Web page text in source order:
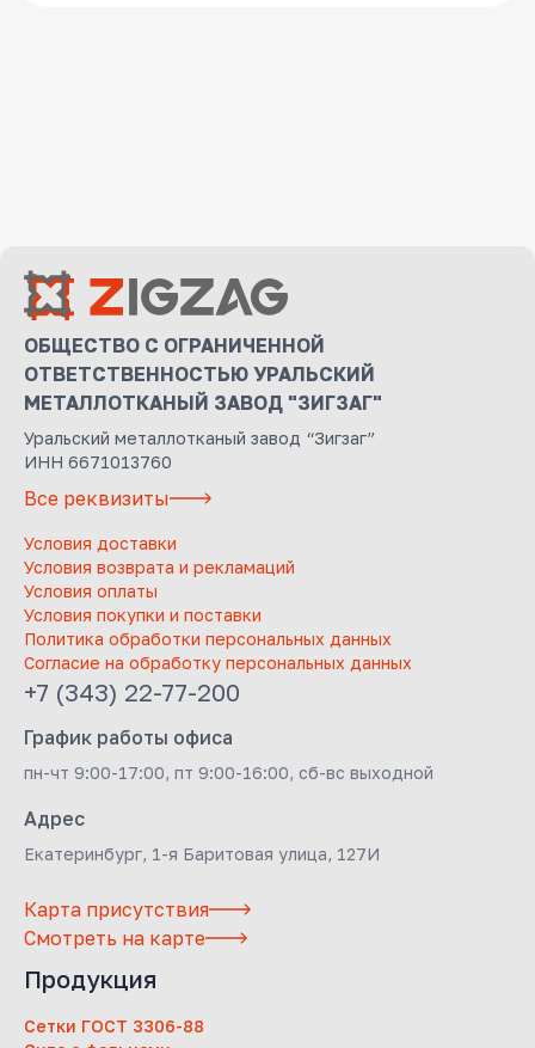
ОБЩЕСТВО С ОГРАНИЧЕННОЙ
ОТВЕТСТВЕННОСТЬЮ УРАЛЬСКИЙ
МЕТАЛЛОТКАНЫЙ ЗАВОД "ЗИГЗАГ"
Уральский металлотканый завод “Зигзаг”
ИНН 6671013760
Все реквизиты
Условия доставки
Условия возврата и рекламаций
Условия оплаты
Условия покупки и поставки
Политика обработки персональных данных
Согласие на обработку персональных данных
+7 (343) 22-77-200
График работы офиса
пн-чт 9:00-17:00, пт 9:00-16:00, сб-вс выходной
Адрес
Екатеринбург, 1-я Баритовая улица, 127И
Карта присутствия
Смотреть на карте
Продукция
Сетки ГОСТ 3306-88